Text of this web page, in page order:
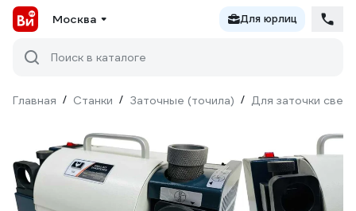
Москва Для юрлиц
Поиск в каталоге
Главная / Станки / Заточные (точила) / Для заточки сверл